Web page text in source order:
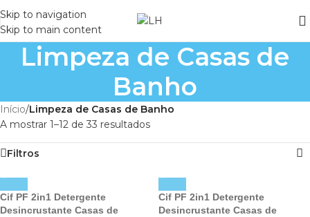
Skip to navigation
Skip to main content
Limpeza de Casas de
Banho
Início/Limpeza de Casas de Banho
A mostrar 1–12 de 33 resultados
Filtros
Cif PF 2in1 Detergente
Desincrustante Casas de
Cif PF 2in1 Detergente
Desincrustante Casas de